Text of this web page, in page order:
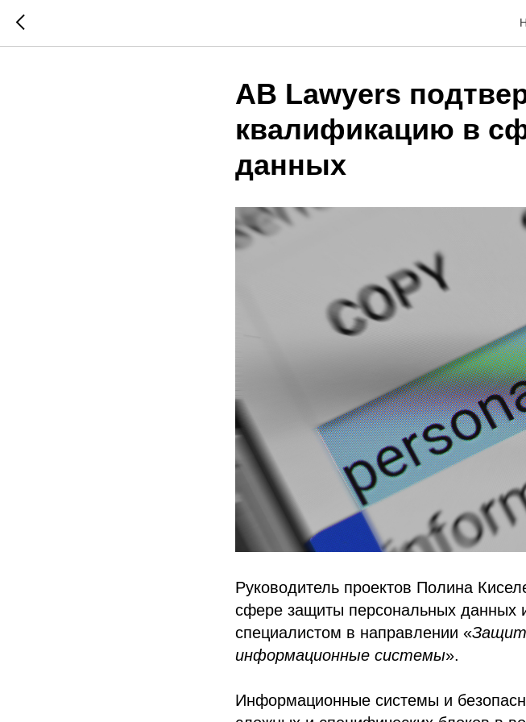
AB Lawyers
квалификацию в
данных
Руководитель проектов Полина
сфере защиты персональных данных
специалистом в направлении «
информационные системы».
Информационные системы и